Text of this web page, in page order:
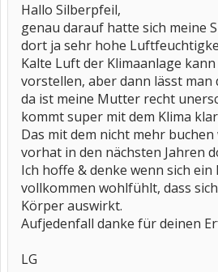
Hallo Silberpfeil,
genau darauf hatte sich meine
dort ja sehr hohe
Kalte Luft der Klimaanlage
vorstellen, aber dann lässt man
da ist meine Mutter recht
kommt super mit dem Klima
Das mit dem nicht mehr buchen
vorhat in den nächsten Jahren
Ich hoffe & denke wenn sich
vollkommen wohlfühlt, dass
Körper auswirkt.
Aufjedenfall danke für deinen
LG